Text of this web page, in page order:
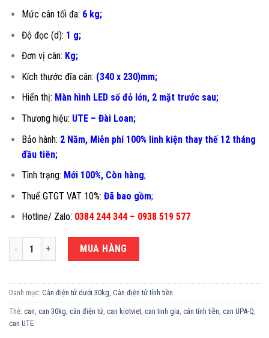
Mức cân tối đa: 6 kg;
Độ đọc (d): 1 g;
Đơn vị cân: Kg;
Kích thước đĩa cân: (340 x 230)mm;
Hiển thị: Màn hình LED số đỏ lớn, 2 mặt trước sau;
Thương hiệu: UTE – Đài Loan;
Bảo hành: 2 Năm, Miễn phí 100% linh kiện thay thế 12 tháng
đầu tiên;
Tình trạng: Mới 100%, Còn hàng;
Thuế GTGT VAT 10%: Đã bao gồm;
Hotline/ Zalo: 0384 244 344 – 0938 519 577
CÂN TÍNH TIỀN 6KG UPA-Q số lượng
MUA HÀNG
Danh mục: Cân điện tử dưới 30kg, Cân điện tử tính tiền
Thẻ: can, can 30kg, cân điện tử, can kiotviet, can tinh gia, cân tính tiền, can UPA-Q,
can UTE